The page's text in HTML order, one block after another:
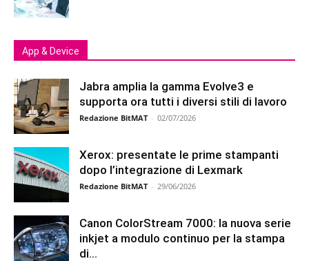
App & Device
Jabra amplia la gamma Evolve3 e
supporta ora tutti i diversi stili di lavoro
Redazione BitMAT - 02/07/2026
Xerox: presentate le prime stampanti
dopo l’integrazione di Lexmark
Redazione BitMAT - 29/06/2026
Canon ColorStream 7000: la nuova serie
inkjet a modulo continuo per la stampa
di...